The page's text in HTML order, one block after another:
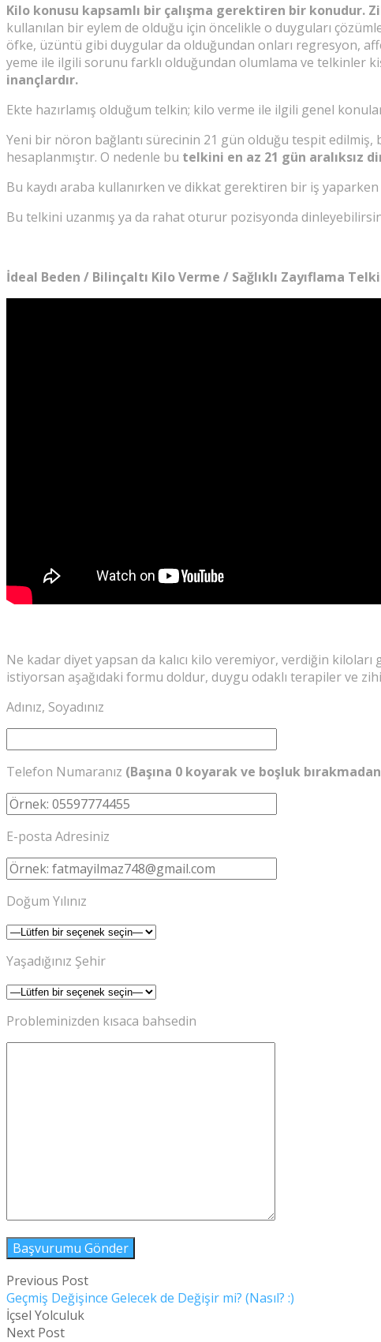
Kilo konusu kapsamlı bir çalışma gerektiren bir
kullanılan bir eylem de olduğu için öncelikle o duyguları
öfke, üzüntü gibi duygular da olduğundan onları regresyon,
yeme ile ilgili sorunu farklı olduğundan olumlama ve telkinler
inançlardır.
Ekte hazırlamış olduğum telkin; kilo verme ile ilgili genel
Yeni bir nöron bağlantı sürecinin 21 gün olduğu tespit edilmiş,
hesaplanmıştır. O nedenle bu telkini en az 21 gün aralıksız
Bu kaydı araba kullanırken ve dikkat gerektiren bir iş
Bu telkini uzanmış ya da rahat oturur pozisyonda
İdeal Beden / Bilinçaltı Kilo Verme / Sağlıklı Zayıflama
Ne kadar diyet yapsan da kalıcı kilo veremiyor, verdiğin
istiyorsan aşağıdaki formu doldur, duygu odaklı terapiler ve
Adınız, Soyadınız
Telefon Numaranız (Başına 0 koyarak ve boşluk
E-posta Adresiniz
Doğum Yılınız
Yaşadığınız Şehir
Probleminizden kısaca bahsedin
Previous Post
Geçmiş Değişince Gelecek de Değişir mi? (Nasıl? :)
İçsel Yolculuk
Next Post